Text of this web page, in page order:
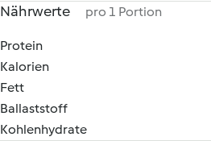
Nährwerte pro 1 Portion
Protein
Kalorien
Fett
Ballaststoff
Kohlenhydrate